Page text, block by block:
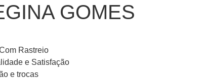
GOMES
Rastreio
e Satisfação
e trocas